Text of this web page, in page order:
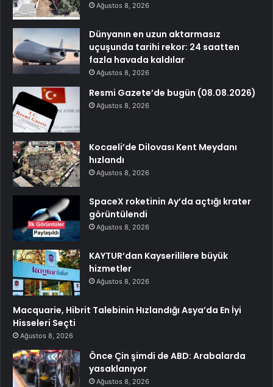
Ağustos 8, 2026
Dünyanın en uzun aktarmasız
uçuşunda tarihi rekor: 24 saatten
fazla havada kaldılar
Ağustos 8, 2026
Resmi Gazete’de bugün (08.08.2026)
Ağustos 8, 2026
Kocaeli’de Dilovası Kent Meydanı
hızlandı
Ağustos 8, 2026
SpaceX roketinin Ay’da açtığı krater
görüntülendi
Ağustos 8, 2026
KAYTUR’dan Kayserililere büyük
hizmetler
Ağustos 8, 2026
Macquarie, Hibrit Talebinin Hızlandığı Asya’da En İyi
Hisseleri Seçti
Ağustos 8, 2026
Önce Çin şimdi de ABD: Arabalarda
yasaklanıyor
Ağustos 8, 2026